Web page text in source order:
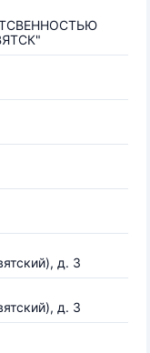
д. 3
д. 3